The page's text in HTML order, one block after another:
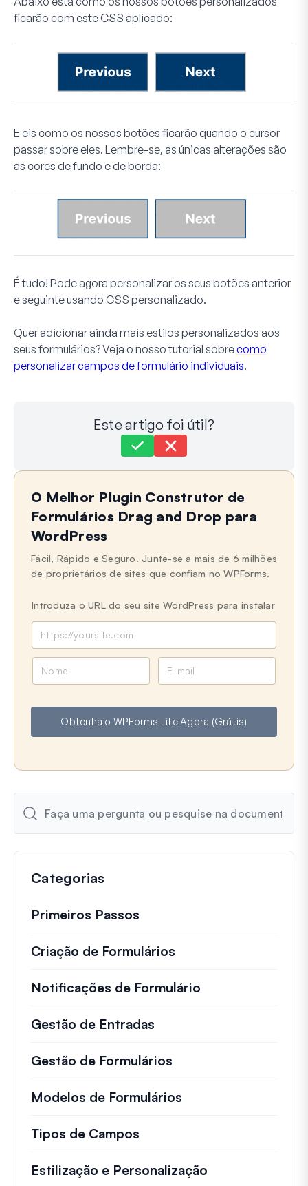
ficarão com este CSS aplicado:
E eis como os nossos botões ficarão quando o cursor
passar sobre eles. Lembre-se, as únicas alterações são
as cores de fundo e de borda:
É tudo! Pode agora personalizar os seus botões anterior
e seguinte usando CSS personalizado.
Quer adicionar ainda mais estilos personalizados aos
seus formulários? Veja o nosso tutorial sobrecomo
personalizar campos de formulário individuais.
Este artigo foi útil?
Ainda preso?
Última Atualização em 09 de Setembro de 2024
O Melhor Plugin Construtor de
Formulários Drag and Drop para
WordPress
Fácil, Rápido e Seguro. Junte-se a mais de 6 milhões
de proprietários de sites que confiam no WPForms.
Introduza o URL do seu site WordPress para instalar
e
i
Obtenha o WPForms Lite Agora (Grátis)
Categorias
Primeiros Passos
Criação de Formulários
Notificações de Formulário
Gestão de Entradas
Gestão de Formulários
Modelos de Formulários
Tipos de Campos
Estilização e Personalização